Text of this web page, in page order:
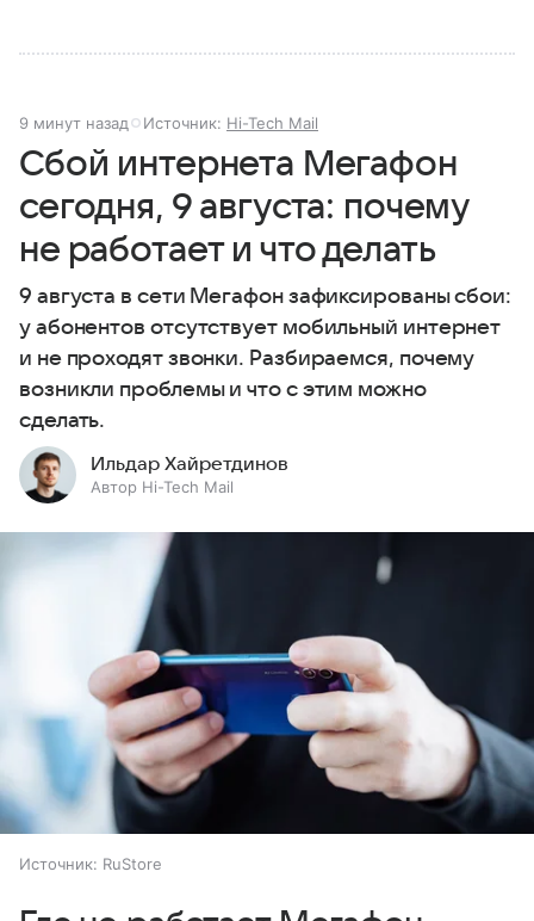
9 минут назад Источник: Hi-Tech Mail
Сбой интернета Мегафон
сегодня, 9 августа: почему
не работает и что делать
9 августа в сети Мегафон зафиксированы сбои:
у абонентов отсутствует мобильный интернет
и не проходят звонки. Разбираемся, почему
возникли проблемы и что с этим можно
сделать.
Ильдар Хайретдинов
Автор Hi-Tech Mail
Источник: RuStore